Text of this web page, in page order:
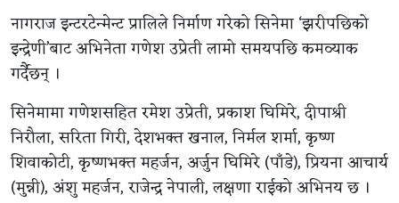
नागराज इन्टरटेन्मेन्ट प्रालिले निर्माण गरेको सिनेमा ‘झरीपछिको
इन्द्रेणी’बाट अभिनेता गणेश उप्रेती लामो समयपछि कमव्याक
गर्दैछन् ।
सिनेमामा गणेशसहित रमेश उप्रेती, प्रकाश घिमिरे, दीपाश्री
निरौला, सरिता गिरी, देशभक्त खनाल, निर्मल शर्मा, कृष्ण
शिवाकोटी, कृष्णभक्त महर्जन, अर्जुन घिमिरे (पाँडे), प्रियना आचार्य
(मुन्नी), अंशु महर्जन, राजेन्द्र नेपाली, लक्षणा राईको अभिनय छ ।